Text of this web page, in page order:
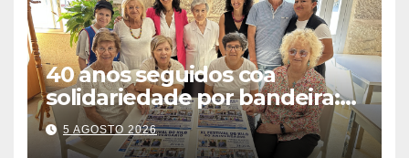
40 anos seguidos coa
solidariedade por bandeira:
este venres celébrase o
Festival do Kilo no Auditorio
5 AGOSTO 2026